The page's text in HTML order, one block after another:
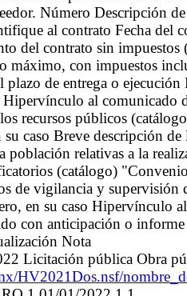
Número Descripción
al contrato Fecha del
del contrato sin
máximo, con impuestos
plazo de entrega o
al comunicado
recursos públicos
caso Breve descripción
población relativas a la
(catálogo)
de vigilancia y supervisión
en su caso Hipervínculo
con anticipación o
Nota
Licitación pública Obra
HV2021Dos.nsf/